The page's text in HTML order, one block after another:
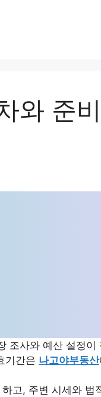
와 준
조사와 예산 설정
기간은 나고야부동산
고, 주변 시세와 법